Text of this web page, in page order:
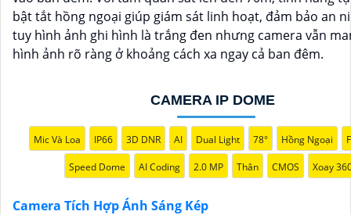
bật tắt hồng ngoại giúp giám sát linh hoạt, đảm bảo an
tuy hình ảnh ghi hình là trắng đen nhưng camera vẫn
hình ảnh rõ ràng ở khoảng cách xa ngay cả ban đêm.
CAMERA IP DOME
Mic Và Loa IP66 3D DNR AI Dual Light 78° Hồng Ngoại
Speed Dome AI Coding 2.0 MP Thân CMOS Xoay
Camera Tích Hợp Ánh Sáng Kép